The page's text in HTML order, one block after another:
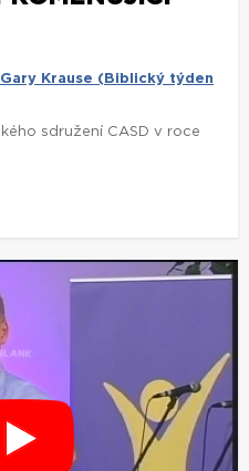
Krause (Biblický týden
sdružení CASD v roce